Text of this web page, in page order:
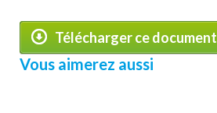
Télécharger ce document
Vous aimerez aussi